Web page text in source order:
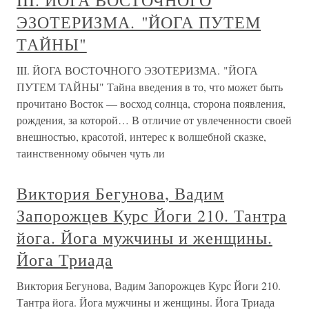
ЭЗОТЕРИЗМА. "ЙОГА ПУТЕМ
ТАЙНЫ"
III. ЙОГА ВОСТОЧНОГО ЭЗОТЕРИЗМА. "ЙОГА
ПУТЕМ ТАЙНЫ" Тайна введения в то, что может быть
прочитано Восток — восход солнца, сторона появления,
рождения, за которой… В отличие от увлеченности своей
внешностью, красотой, интерес к волшебной сказке,
таинственному обычен чуть ли
Виктория Бегунова, Вадим
Запорожцев Курс Йоги 210. Тантра
йога. Йога мужчины и женщины.
Йога Триада
Виктория Бегунова, Вадим Запорожцев Курс Йоги 210.
Тантра йога. Йога мужчины и женщины. Йога Триада